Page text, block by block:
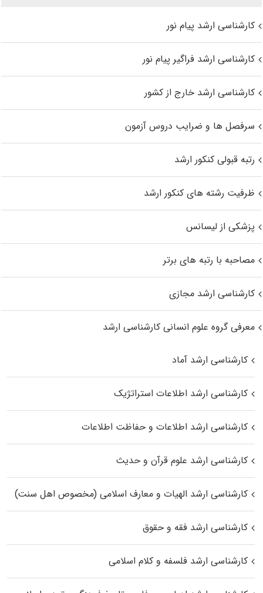
کارشناسی ارشد پیام نور
کارشناسی ارشد فراگیر پیام نور
کارشناسی ارشد خارج از کشور
سرفصل ها و ضرایب دروس آزمون
رتبه قبولی کنکور ارشد
ظرفیت رشته های کنکور ارشد
پزشکی از لیسانس
مصاحبه با رتبه های برتر
کارشناسی ارشد مجازی
معرفی گروه علوم انسانی کارشناسی ارشد
کارشناسی ارشد آماد
کارشناسی ارشد اطلاعات استراتژیک
کارشناسی ارشد اطلاعات و حفاظت اطلاعات
کارشناسی ارشد علوم قرآن و حدیث
کارشناسی ارشد الهیات و معارف اسلامی (مخصوص اهل سنت)
کارشناسی ارشد فقه و حقوق
کارشناسی ارشد فلسفه و کلام اسلامی